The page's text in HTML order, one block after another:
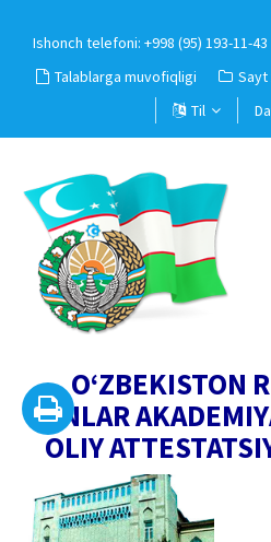
Ishonch telefoni: +998 (95) 193-11-43
Talablarga muvofiqligi Sayt
Til
O‘ZBEKISTON
FANLAR
OLIY